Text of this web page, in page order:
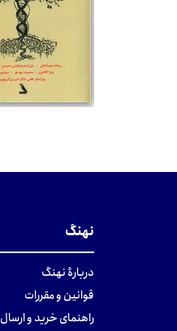
نهنگ
دربارهٔ نهنگ
قوانین و مقررات
راهنمای خرید و ارسال